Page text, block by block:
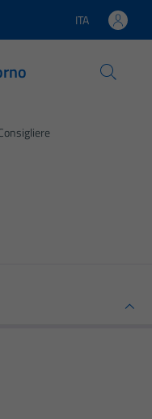
Lingua attiva:
ITA